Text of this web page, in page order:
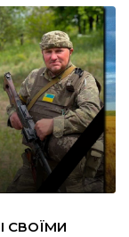
СВОЇМИ